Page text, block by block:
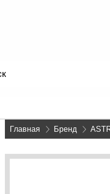
Главная » Бренд »